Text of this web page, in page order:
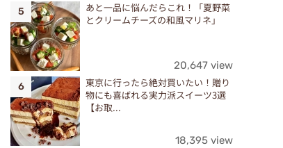
あと一品に悩んだらこれ！「夏野菜
とクリームチーズの和風マリネ」
20,647 view
東京に行ったら絶対買いたい！贈り
物にも喜ばれる実力派スイーツ3選
【お取...
18,395 view